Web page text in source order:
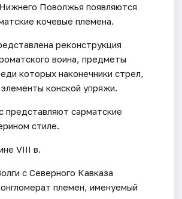
Поволжья появляются
кочевые племена.
реконструкция
воина, предметы
которых наконечники стрел,
конской упряжи.
представляют сарматские
стиле.
VIII в.
с Северного Кавказа
племен, именуемый